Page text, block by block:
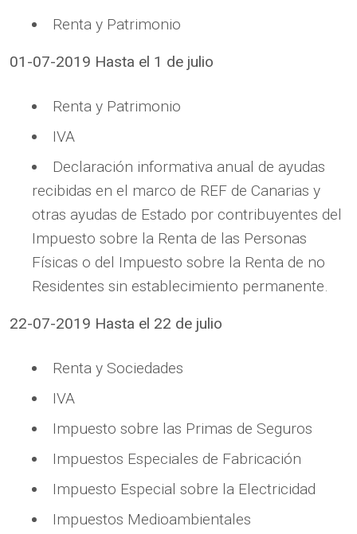
Renta y Patrimonio
01-07-2019 Hasta el 1 de julio
Renta y Patrimonio
IVA
Declaración informativa anual de ayudas
recibidas en el marco de REF de Canarias y
otras ayudas de Estado por contribuyentes del
Impuesto sobre la Renta de las Personas
Físicas o del Impuesto sobre la Renta de no
Residentes sin establecimiento permanente.
22-07-2019 Hasta el 22 de julio
Renta y Sociedades
IVA
Impuesto sobre las Primas de Seguros
Impuestos Especiales de Fabricación
Impuesto Especial sobre la Electricidad
Impuestos Medioambientales